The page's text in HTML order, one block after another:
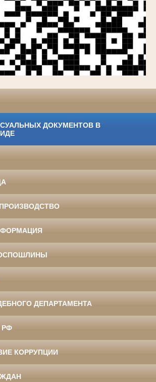
ДОКУМЕНТОВ В
ДЕПАРТАМЕНТА
РФ
КОРРУПЦИИ